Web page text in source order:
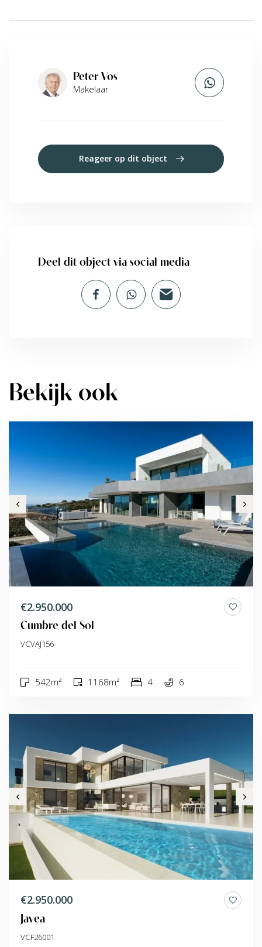
Peter Vos
Makelaar
Reageer op dit object
Deel dit object via social media
Bekijk ook
€2.950.000
Cumbre del Sol
VCVAJ156
542m² 1168m² 4 6
€2.950.000
Javea
VCF26001